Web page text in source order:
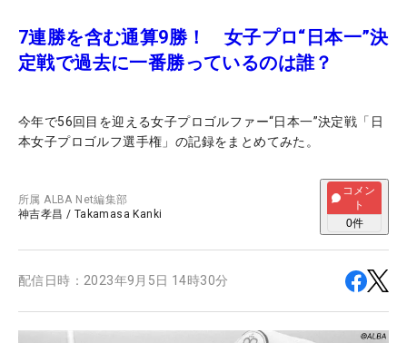
7連勝を含む通算9勝！ 女子プロ“日本一”決
定戦で過去に一番勝っているのは誰？
今年で56回目を迎える女子プロゴルファー“日本一”決定戦「日
本女子プロゴルフ選手権」の記録をまとめてみた。
所属ALBA Net編集部
神吉孝昌 / Takamasa Kanki
コメン
ト
0件
配信日時： 2023年9月5日 14時30分